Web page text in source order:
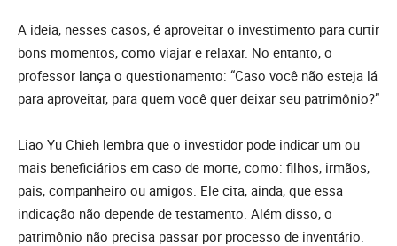
A ideia, nesses casos, é aproveitar o investimento para curtir
bons momentos, como viajar e relaxar. No entanto, o
professor lança o questionamento: “Caso você não esteja lá
para aproveitar, para quem você quer deixar seu patrimônio?”
Liao Yu Chieh lembra que o investidor pode indicar um ou
mais beneficiários em caso de morte, como: filhos, irmãos,
pais, companheiro ou amigos. Ele cita, ainda, que essa
indicação não depende de testamento. Além disso, o
patrimônio não precisa passar por processo de inventário.